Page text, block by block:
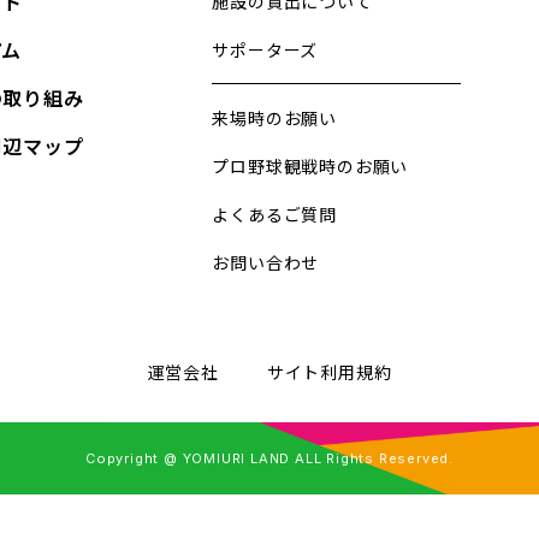
り組み
マップ
サポーターズ
来場時のお願い
プロ野球観戦時のお願い
よくあるご質問
お問い合わせ
運営会社 サイト利用規約
Copyright @ YOMIURI LAND ALL Rights Reserved.